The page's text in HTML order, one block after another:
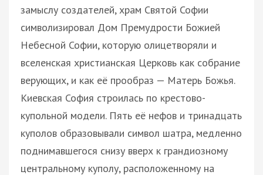
замыслу создателей, храм Святой Софии
символизировал Дом Премудрости Божией
Небесной Софии, которую олицетворяли и
вселенская христианская Церковь как собрание
верующих, и как её прообраз — Матерь Божья.
Киевская София строилась по крестово-
купольной модели. Пять её нефов и тринадцать
куполов образовывали символ шатра, медленно
поднимавшегося снизу вверх к грандиозному
центральному куполу, расположенному на